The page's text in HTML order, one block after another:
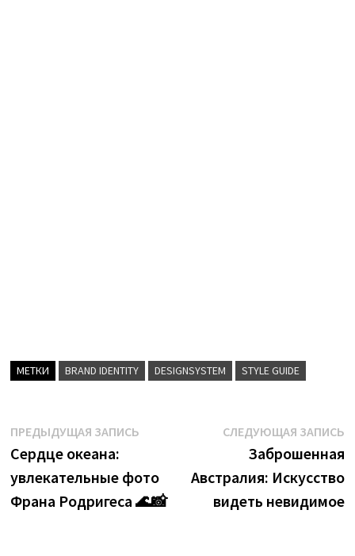
МЕТКИ BRAND IDENTITY DESIGNSYSTEM STYLE GUIDE
Навигация
по
записям
ПРЕДЫДУЩАЯ ЗАПИСЬ
Сердце океана:
увлекательные фото
Франа Родригеса 🌊📸
СЛЕДУЮЩАЯ ЗАПИСЬ
Заброшенная
Австралия: Искусство
видеть невидимое